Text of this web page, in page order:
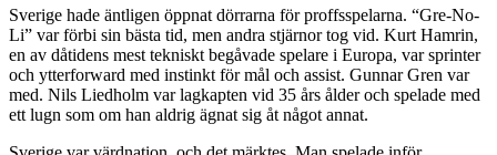
Sverige hade äntligen öppnat dörrarna för proffsspelarna. “Gre-No-
Li” var förbi sin bästa tid, men andra stjärnor tog vid. Kurt Hamrin,
en av dåtidens mest tekniskt begåvade spelare i Europa, var sprinter
och ytterforward med instinkt för mål och assist. Gunnar Gren var
med. Nils Liedholm var lagkapten vid 35 års ålder och spelade med
ett lugn som om han aldrig ägnat sig åt något annat.